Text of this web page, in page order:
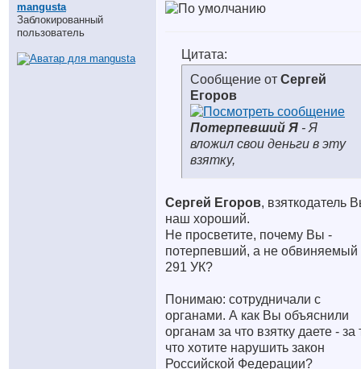
mangusta
Заблокированный
пользователь
Цитата:
Сообщение от Сергей
Егоров
Потерпевший Я - Я
вложил свои деньги в эту
взятку,
Сергей Егоров, взяткодатель
наш хороший.
Не просветите, почему Вы -
потерпевший, а не обвиняемый
291 УК?
Понимаю: сотрудничали с
органами. А как Вы объяснили
органам за что взятку даете - за
что хотите нарушить закон
Российской Федерации?